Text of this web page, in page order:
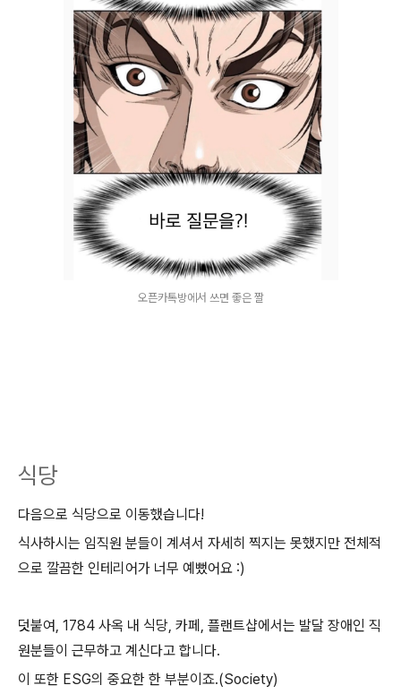
오픈카톡방에서 쓰면 좋은 짤
식당
다음으로 식당으로 이동했습니다!
식사하시는 임직원 분들이 계셔서 자세히 찍지는 못했지만 전체적
으로 깔끔한 인테리어가 너무 예뻤어요 :)
덧붙여, 1784 사옥 내 식당, 카페, 플랜트샵에서는 발달 장애인 직
원분들이 근무하고 계신다고 합니다.
이 또한 ESG의 중요한 한 부분이죠.(Society)